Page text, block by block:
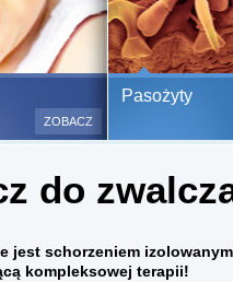
500
(bez
ZOBACZ
Pasożyty
do
jest schorzeniem
kompleksowej terapii!